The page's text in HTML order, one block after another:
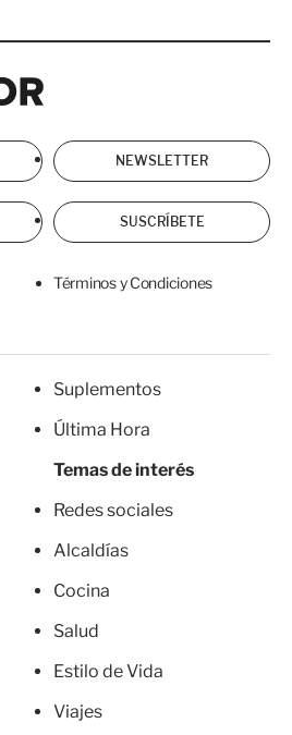
NEWSLETTER
SUSCRÍBETE
Términos y Condiciones
Suplementos
Última Hora
Temas de interés
Redes sociales
Alcaldías
Cocina
Salud
Estilo de Vida
Viajes